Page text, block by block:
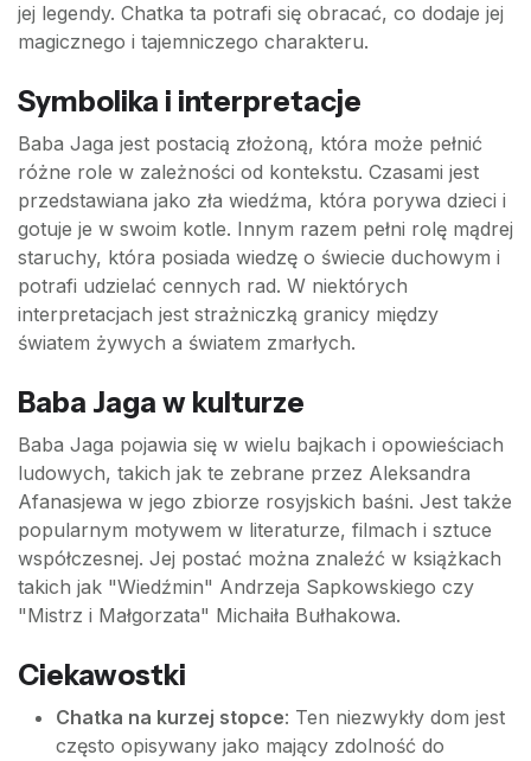
jej legendy. Chatka ta potrafi się obracać, co dodaje jej
magicznego i tajemniczego charakteru.
Symbolika i interpretacje
Baba Jaga jest postacią złożoną, która może pełnić
różne role w zależności od kontekstu. Czasami jest
przedstawiana jako zła wiedźma, która porywa dzieci i
gotuje je w swoim kotle. Innym razem pełni rolę mądrej
staruchy, która posiada wiedzę o świecie duchowym i
potrafi udzielać cennych rad. W niektórych
interpretacjach jest strażniczką granicy między
światem żywych a światem zmarłych.
Baba Jaga w kulturze
Baba Jaga pojawia się w wielu bajkach i opowieściach
ludowych, takich jak te zebrane przez Aleksandra
Afanasjewa w jego zbiorze rosyjskich baśni. Jest także
popularnym motywem w literaturze, filmach i sztuce
współczesnej. Jej postać można znaleźć w książkach
takich jak "Wiedźmin" Andrzeja Sapkowskiego czy
"Mistrz i Małgorzata" Michaiła Bułhakowa.
Ciekawostki
Chatka na kurzej stopce: Ten niezwykły dom jest
często opisywany jako mający zdolność do